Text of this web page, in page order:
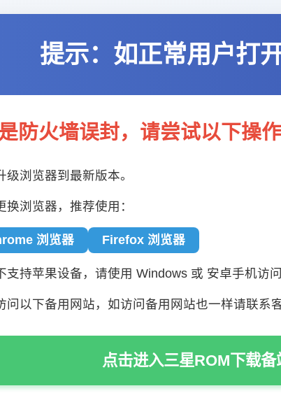
提示：如正常用户打
防火墙误封，请尝试以下操作
级浏览器到最新版本。
换浏览器，推荐使用：
浏览器 Firefox 浏览器
支持苹果设备，请使用 Windows 或 安卓手机访问
问以下备用网站，如访问备用网站也一样请联系
点击进入三星ROM下载